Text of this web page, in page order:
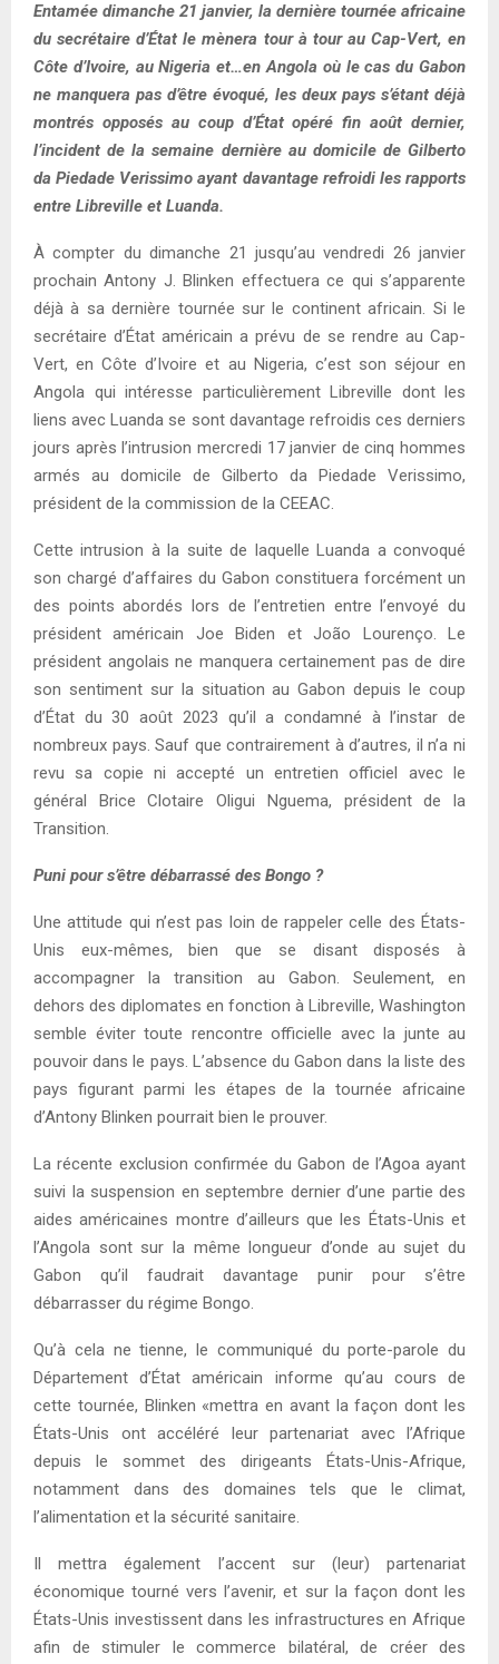
Entamée dimanche 21 janvier, la dernière tournée africaine
du secrétaire d’État le mènera tour à tour au Cap-Vert, en
Côte d’Ivoire, au Nigeria et…en Angola où le cas du Gabon
ne manquera pas d’être évoqué, les deux pays s’étant déjà
montrés opposés au coup d’État opéré fin août dernier,
l’incident de la semaine dernière au domicile de Gilberto
da Piedade Verissimo ayant davantage refroidi les rapports
entre Libreville et Luanda.
À compter du dimanche 21 jusqu’au vendredi 26 janvier
prochain Antony J. Blinken effectuera ce qui s’apparente
déjà à sa dernière tournée sur le continent africain. Si le
secrétaire d’État américain a prévu de se rendre au Cap-
Vert, en Côte d’Ivoire et au Nigeria, c’est son séjour en
Angola qui intéresse particulièrement Libreville dont les
liens avec Luanda se sont davantage refroidis ces derniers
jours après l’intrusion mercredi 17 janvier de cinq hommes
armés au domicile de Gilberto da Piedade Verissimo,
président de la commission de la CEEAC.
Cette intrusion à la suite de laquelle Luanda a convoqué
son chargé d’affaires du Gabon constituera forcément un
des points abordés lors de l’entretien entre l’envoyé du
président américain Joe Biden et João Lourenço. Le
président angolais ne manquera certainement pas de dire
son sentiment sur la situation au Gabon depuis le coup
d’État du 30 août 2023 qu’il a condamné à l’instar de
nombreux pays. Sauf que contrairement à d’autres, il n’a ni
revu sa copie ni accepté un entretien officiel avec le
général Brice Clotaire Oligui Nguema, président de la
Transition.
Puni pour s’être débarrassé des Bongo ?
Une attitude qui n’est pas loin de rappeler celle des États-
Unis eux-mêmes, bien que se disant disposés à
accompagner la transition au Gabon. Seulement, en
dehors des diplomates en fonction à Libreville, Washington
semble éviter toute rencontre officielle avec la junte au
pouvoir dans le pays. L’absence du Gabon dans la liste des
pays figurant parmi les étapes de la tournée africaine
d’Antony Blinken pourrait bien le prouver.
La récente exclusion confirmée du Gabon de l’Agoa ayant
suivi la suspension en septembre dernier d’une partie des
aides américaines montre d’ailleurs que les États-Unis et
l’Angola sont sur la même longueur d’onde au sujet du
Gabon qu’il faudrait davantage punir pour s’être
débarrasser du régime Bongo.
Qu’à cela ne tienne, le communiqué du porte-parole du
Département d’État américain informe qu’au cours de
cette tournée, Blinken «mettra en avant la façon dont les
États-Unis ont accéléré leur partenariat avec l’Afrique
depuis le sommet des dirigeants États-Unis-Afrique,
notamment dans des domaines tels que le climat,
l’alimentation et la sécurité sanitaire.
Il mettra également l’accent sur (leur) partenariat
économique tourné vers l’avenir, et sur la façon dont les
États-Unis investissent dans les infrastructures en Afrique
afin de stimuler le commerce bilatéral, de créer des